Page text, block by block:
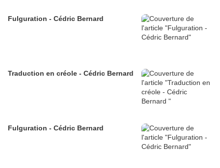
Fulguration - Cédric Bernard
Traduction en créole - Cédric Bernard
Fulguration - Cédric Bernard